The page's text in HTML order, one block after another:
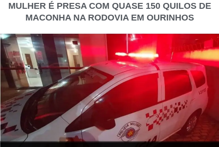
MULHER É PRESA COM QUASE 150 QUILOS DE
MACONHA NA RODOVIA EM OURINHOS